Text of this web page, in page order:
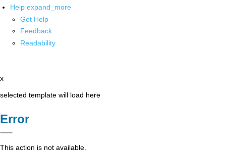
Help expand_more
Get Help
Feedback
Readability
x
selected template will load here
Error
This action is not available.